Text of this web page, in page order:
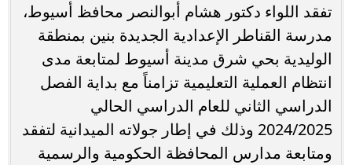
تفقد اللواء دكتور هشام أبوالنصر محافظ أسيوط،
مدرسة القناطر الإعدادية الجديدة بنين بمنطقة
الوليدية بحي شرق مدينة أسيوط لمتابعة مدى
انتظام العملية التعليمية تزامناً مع بداية الفصل
الدراسي الثاني للعام الدراسي الحالي
2024/2025 وذلك في إطار جولاته الميدانية لتفقد
ومتابعة مدارس المحافظة الحكومية والرسمية